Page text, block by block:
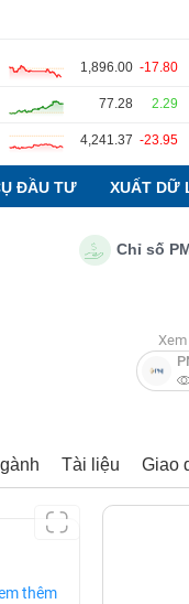
1,896.00 -17.80
77.28 2.29
4,241.37 -23.95
ĐẦU TƯ XUẤT DỮ
Chỉ số PMI
Tài liệu Giao
thêm
ngữ